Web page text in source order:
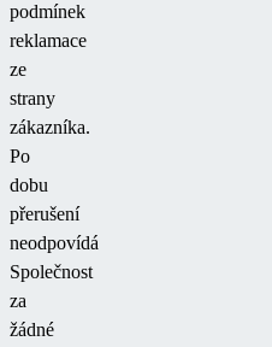
podmínek
reklamace
ze
strany
zákazníka.
Po
dobu
přerušení
neodpovídá
Společnost
za
žádné